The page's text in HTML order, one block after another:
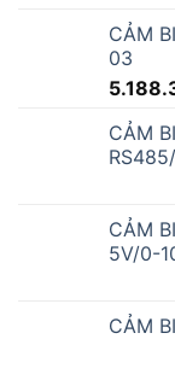
CẢM
03
CẢM
CẢM
5V/0-
CẢM